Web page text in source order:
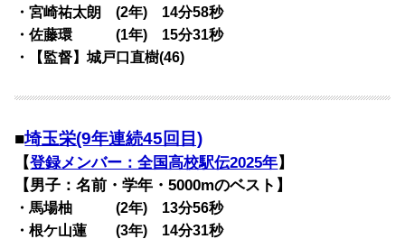
・宮崎祐太朗 (2年) 14分58秒
・佐藤環 (1年) 15分31秒
・【監督】城戸口直樹(46)
■埼玉栄(9年連続45回目)
【登録メンバー：全国高校駅伝2025年】
【男子：名前・学年・5000mのベスト】
・馬場柚 (2年) 13分56秒
・根ケ山蓮 (3年) 14分31秒